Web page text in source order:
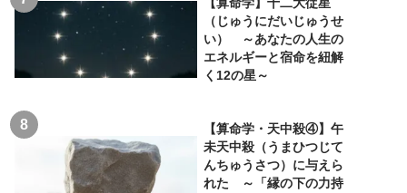
【算命学】十二大従星
（じゅうにだいじゅうせ
い） ～あなたの人生の
エネルギーと宿命を紐解
く12の星～
【算命学・天中殺④】午
未天中殺（うまひつじて
んちゅうさつ）に与えら
れた ～「縁の下の力持